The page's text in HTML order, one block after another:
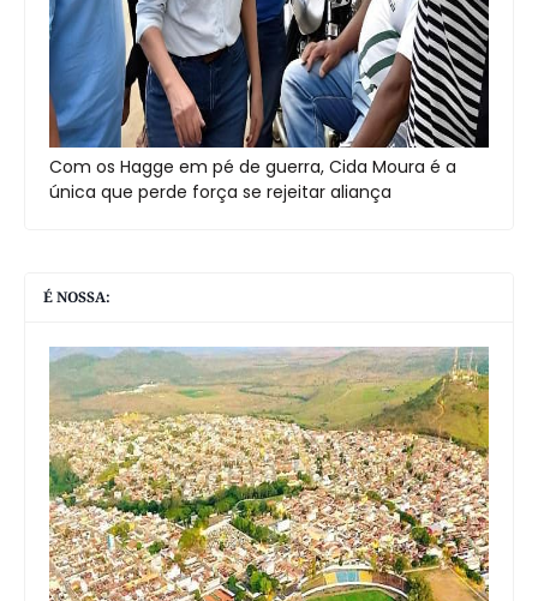
Com os Hagge em pé de guerra, Cida Moura é a
única que perde força se rejeitar aliança
É NOSSA: